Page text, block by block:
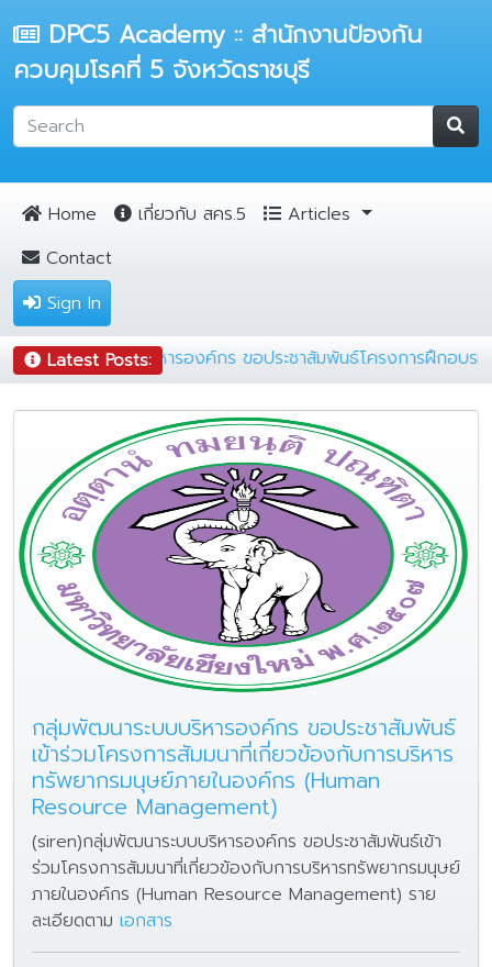
DPC5 Academy :: สำนักงานป้องกัน
ควบคุมโรคที่ 5 จังหวัดราชบุรี
Home เกี่ยวกับ สคร.5
Articles
Contact
Sign In
Latest Posts:
|กลุ่มพัฒนาระบบบริหารองค์กร ขอประชาสัมพันธ์โครงการ
กลุ่มพัฒนาระบบบริหารองค์กร ขอประชาสัมพันธ์
เข้าร่วมโครงการสัมมนาที่เกี่ยวข้องกับการบริหาร
ทรัพยากรมนุษย์ภายในองค์กร (Human
Resource Management)
(siren)กลุ่มพัฒนาระบบบริหารองค์กร ขอประชาสัมพันธ์เข้า
ร่วมโครงการสัมมนาที่เกี่ยวข้องกับการบริหารทรัพยากรมนุษย์
ภายในองค์กร (Human Resource Management) ราย
ละเอียดตาม เอกสาร